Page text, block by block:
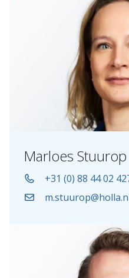
Marloes Stuurop
+31 (0) 88 44 02